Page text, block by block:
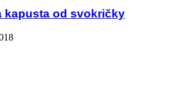
kapusta od svokričky